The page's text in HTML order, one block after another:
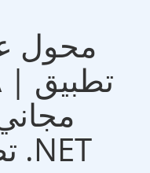
محول
تطبيقات سحابية .NET